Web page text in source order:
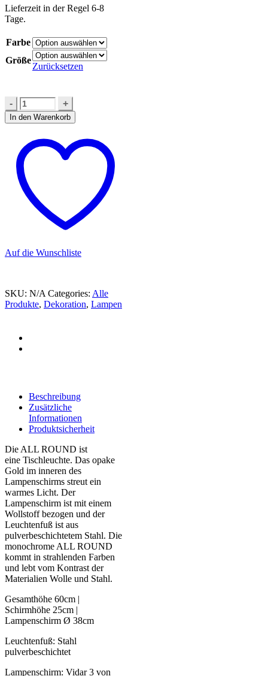
Lieferzeit in der Regel 6-8
Tage.
Farbe
Größe
Zurücksetzen
In den Warenkorb
Auf die Wunschliste
SKU: N/A Categories: Alle
Produkte, Dekoration, Lampen
Beschreibung
Zusätzliche
Informationen
Produktsicherheit
Die ALL ROUND ist
eine Tischleuchte. Das opake
Gold im inneren des
Lampenschirms streut ein
warmes Licht. Der
Lampenschirm ist mit einem
Wollstoff bezogen und der
Leuchtenfuß ist aus
pulverbeschichtetem Stahl. Die
monochrome ALL ROUND
kommt in strahlenden Farben
und lebt vom Kontrast der
Materialien Wolle und Stahl.
Gesamthöhe 60cm |
Schirmhöhe 25cm |
Lampenschirm Ø 38cm
Leuchtenfuß: Stahl
pulverbeschichtet
Lampenschirm: Vidar 3 von